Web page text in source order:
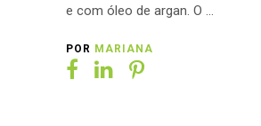
e com óleo de argan. O
POR MARIANA